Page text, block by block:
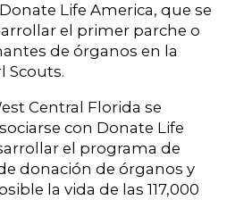
Life America, que se
el primer parche o
de órganos en la
Scouts.
Central Florida se
con Donate Life
el programa de
donación de órganos y
la vida de las 117,000